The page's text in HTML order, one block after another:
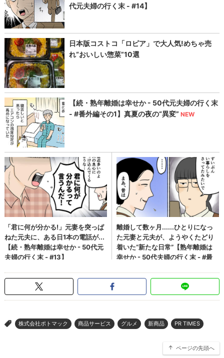
> 株式会社ポトマック 商品サービス グルメ 新商品 PR TIMES
ページの先頭へ